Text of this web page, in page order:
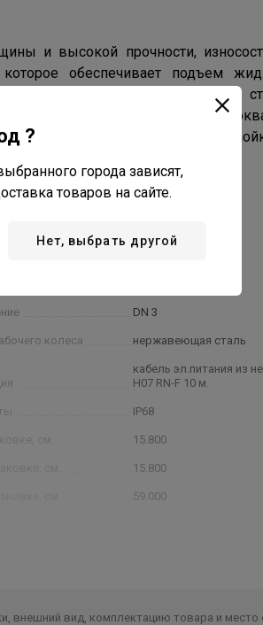
и высокой прочности,
обеспечивает подъем
рекомендуются для отвода
вод на таких объектах как
гаражи, подземные парковки,
DN 3
колеса нержавеющая сталь
кабель эл.питания из
H07 RN-F 10 м.
IP68
15.800
15.800
59.000
внешний вид, комплектацию товара и место
?
города зависят,
товаров на сайте.
Нет, выбрать другой